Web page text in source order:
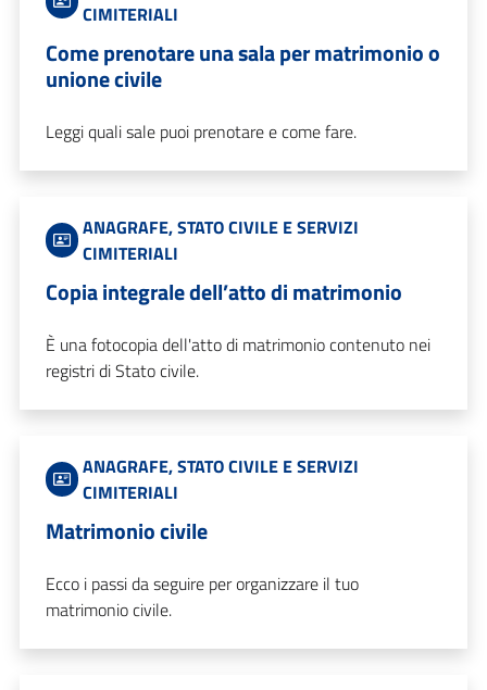
CIMITERIALI
Come prenotare una sala per matrimonio o
unione civile
Leggi quali sale puoi prenotare e come fare.
ANAGRAFE, STATO CIVILE E SERVIZI
CIMITERIALI
Copia integrale dell’atto di matrimonio
È una fotocopia dell'atto di matrimonio contenuto nei
registri di Stato civile.
ANAGRAFE, STATO CIVILE E SERVIZI
CIMITERIALI
Matrimonio civile
Ecco i passi da seguire per organizzare il tuo
matrimonio civile.